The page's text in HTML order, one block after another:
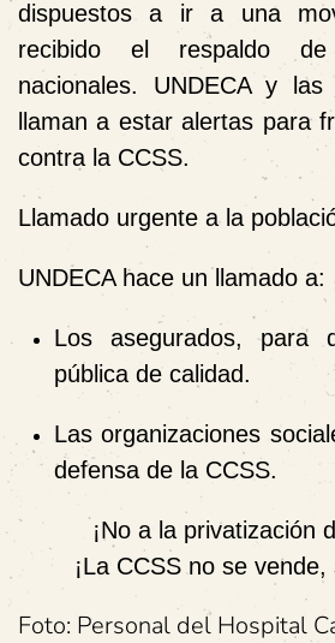
dispuestos a ir a una
recibido el respaldo
nacionales. UNDECA y las
llaman a estar alertas para
contra la CCSS.
Llamado urgente a la
UNDECA hace un llamado a:
Los asegurados, para
pública de calidad.
Las organizaciones
defensa de la CCSS.
¡No a la privatización
¡La CCSS no se
Foto: Personal del Hospital